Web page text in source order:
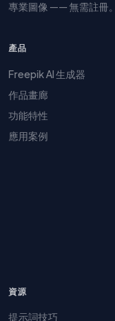
專業圖像 —— 無需註冊。
產品
Freepik AI 生成器
作品畫廊
功能特性
應用案例
資源
提示詞技巧